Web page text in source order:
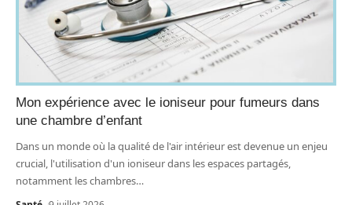
Mon expérience avec le ioniseur pour fumeurs dans
une chambre d’enfant
Dans un monde où la qualité de l'air intérieur est devenue un enjeu
crucial, l'utilisation d'un ioniseur dans les espaces partagés,
notamment les chambres…